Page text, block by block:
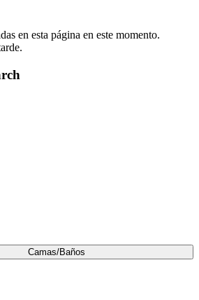
en esta página en este momento.
Camas/Baños